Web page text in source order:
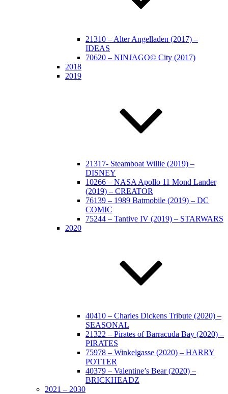
21310 – Alter Angelladen (2017) –
IDEAS
70620 – NINJAGO© City (2017)
2018
2019
21317- Steamboat Willie (2019) –
DISNEY
10266 – NASA Apollo 11 Mond Lander
(2019) – CREATOR
76139 – 1989 Batmobile (2019) – DC
COMIC
75244 – Tantive IV (2019) – STARWARS
2020
40410 – Charles Dickens Tribute (2020) –
SEASONAL
21322 – Pirates of Barracuda Bay (2020) –
PIRATES
75978 – Winkelgasse (2020) – HARRY
POTTER
40379 – Valentine’s Bear (2020) –
BRICKHEADZ
2021 – 2030